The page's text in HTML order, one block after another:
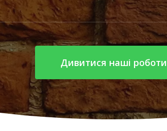
Дивитися наші роботи